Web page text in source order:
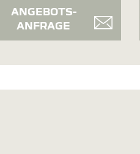
ANGEBOTS-
ANFRAGE